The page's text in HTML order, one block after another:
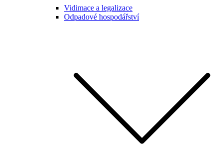
Vidimace a legalizace
Odpadové hospodářství